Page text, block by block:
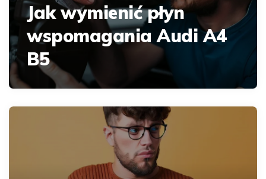
Jak wymienić płyn
wspomagania Audi A4
B5